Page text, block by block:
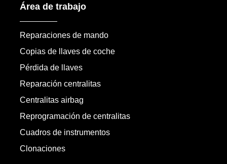
Área de trabajo
Reparaciones de mando
Copias de llaves de coche
Pérdida de llaves
Reparación centralitas
Centralitas airbag
Reprogramación de centralitas
Cuadros de instrumentos
Clonaciones